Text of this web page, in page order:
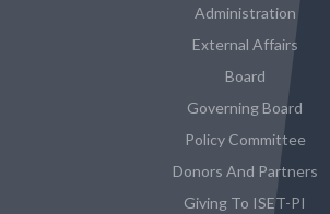
Administration
External Affairs
Board
Governing Board
Policy Committee
Donors And Partners
Giving To ISET-PI